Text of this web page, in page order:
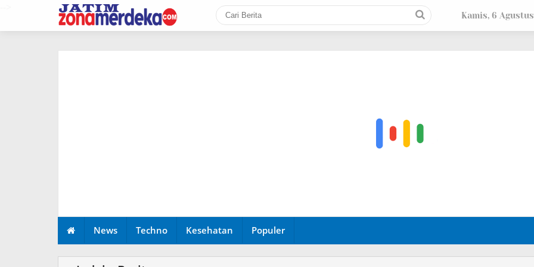
Kamis, 6
News Techno Kesehatan Populer